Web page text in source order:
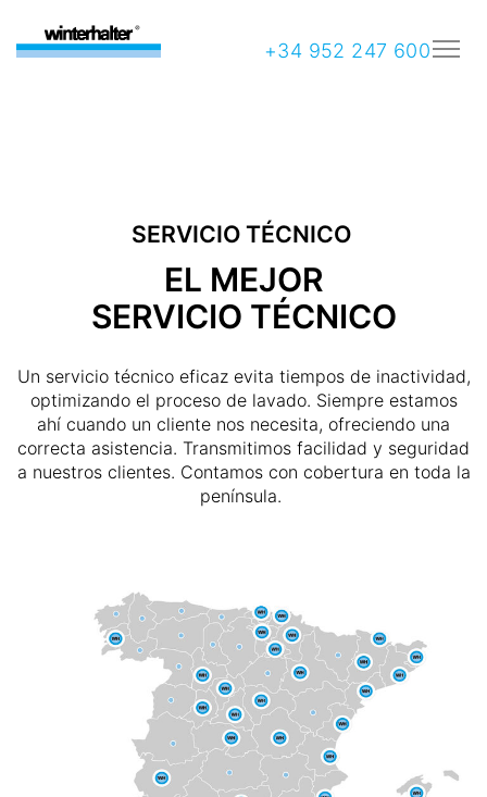
+34 952 247 600
SERVICIO TÉCNICO
EL MEJOR
SERVICIO TÉCNICO
Un servicio técnico eficaz evita tiempos de inactividad,
optimizando el proceso de lavado. Siempre estamos
ahí cuando un cliente nos necesita, ofreciendo una
correcta asistencia. Transmitimos facilidad y seguridad
a nuestros clientes. Contamos con cobertura en toda la
península.